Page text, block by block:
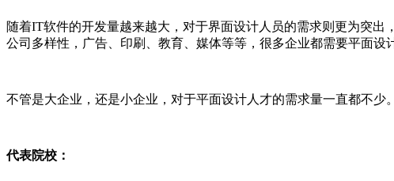
随着IT软件的开发量越来越大，对于界面设计人员的需求则更为突
公司多样性，广告、印刷、教育、媒体等等，很多企业都需要平面设
不管是大企业，还是小企业，对于平面设计人才的需求量一直都不少
代表院校：